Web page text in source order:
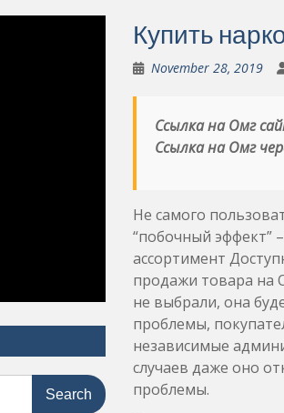
Купить
November 28, 2019
Ссылка на Омг
Ссылка на Омг
Не самого
“побочный эффект”
ассортимент
продажи товара на
не выбрали, она
проблемы,
независимые
случаев даже оно
проблемы.